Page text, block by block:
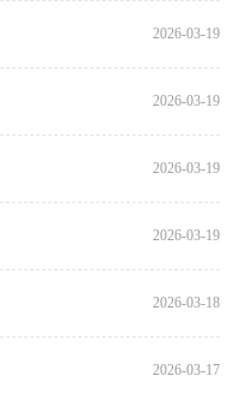
2026-03-19
2026-03-19
2026-03-19
2026-03-19
2026-03-18
2026-03-17